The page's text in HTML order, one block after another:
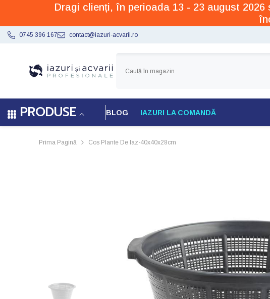
SARI LA CONȚINUTDragi clienți, în perioada 13 - 23 august
0745 396 167 contact@iazuri-acvarii.ro
PRODUSE BLOG IAZURI LA COMANDĂ
Prima Pagină Cos Plante De Iaz-40x40x28cm